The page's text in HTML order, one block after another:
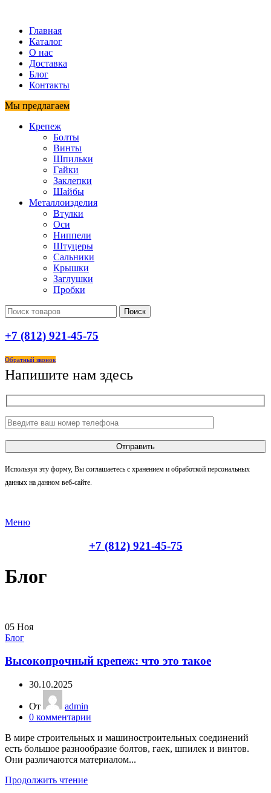
Главная
Каталог
О нас
Доставка
Блог
Контакты
Мы предлагаем
Крепеж
Болты
Винты
Шпильки
Гайки
Заклепки
Шайбы
Металлоизделия
Втулки
Оси
Ниппели
Штуцеры
Сальники
Крышки
Заглушки
Пробки
Поиск
+7 (812) 921-45-75
Обратный звонок
Напишите нам здесь
Используя эту форму, Вы соглашаетесь с хранением и обработкой персональных
данных на данном веб-сайте.
Меню
+7 (812) 921-45-75
Блог
05 Ноя
Блог
Высокопрочный крепеж: что это такое
30.10.2025
От
admin
0 комментарии
В мире строительных и машиностроительных соединений
есть большое разнообразие болтов, гаек, шпилек и винтов.
Они различаются материалом...
Продолжить чтение